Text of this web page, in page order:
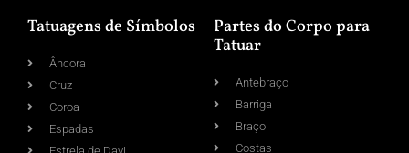
Tatuagens de Símbolos
Âncora
Cruz
Coroa
Espadas
Partes do Corpo para
Tatuar
Antebraço
Barriga
Braço
Costas